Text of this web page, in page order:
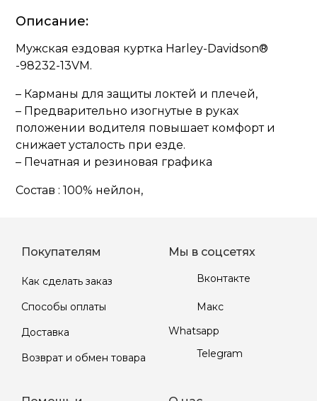
Описание:
Мужская ездовая куртка Harley-Davidson®
-98232-13VM.
– Карманы для защиты локтей и плечей,
– Предварительно изогнутые в руках
положении водителя повышает комфорт и
снижает усталость при езде.
– Печатная и резиновая графика
Состав : 100% нейлон,
Покупателям
Как сделать заказ
Способы оплаты
Доставка
Возврат и обмен товара
Мы в соцсетях
Вконтакте
Макс
Whatsapp
Telegram